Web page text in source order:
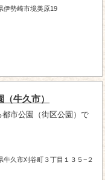
伊勢崎市境美原19
牛久市）
市公園（街区公園）で
牛久市刈谷町３丁目１３５−２